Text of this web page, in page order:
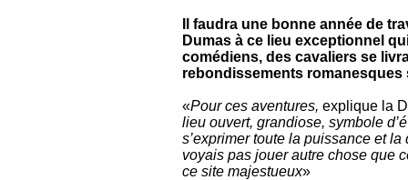
Il faudra une bonne année de
Dumas à ce lieu exceptionnel
comédiens, des cavaliers se
rebondissements romanesques
«Pour ces aventures, explique la
lieu ouvert, grandiose, symbole
s’exprimer toute la puissance et
voyais pas jouer autre chose que
ce site majestueux»